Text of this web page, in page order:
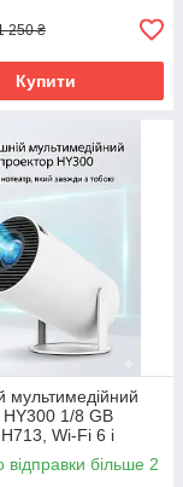
250 ₴
Купити
мультимедійний
HY300 1/8 GB
Wi-Fi 6 і
відправки більше 2